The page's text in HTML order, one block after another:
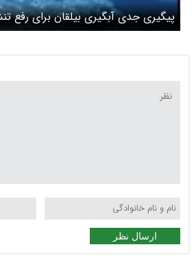
پیگیری جدی آبگیری بیلقان برای رفع
مدیرعامل آبفا تهران نسبت به ورود
ارسال نظر